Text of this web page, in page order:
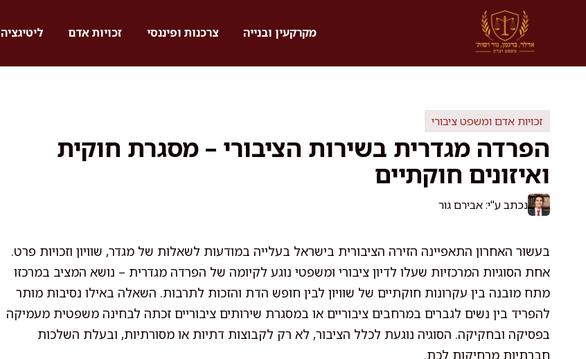
מקרקעין ובנייה צרכנות ופיננסי זכויות אדם ליטיגציה
זכויות אדם ומשפט ציבורי
הפרדה מגדרית בשירות הציבורי – מסגרת חוקית
ואיזונים חוקתיים
נכתב ע"י: אבירם גור
בעשור האחרון התאפיינה הזירה הציבורית בישראל בעלייה במודעות לשאלות של מגדר, שוויון וזכויות פרט.
אחת הסוגיות המרכזיות שעלו לדיון ציבורי ומשפטי נוגע לקיומה של הפרדה מגדרית – נושא המציב במרכזו
מתח מובנה בין עקרונות חוקתיים של שוויון לבין חופש הדת והזכות לתרבות. השאלה באילו נסיבות מותר
להפריד בין נשים לגברים במרחבים ציבוריים או במסגרת שירותים ציבוריים זכתה לבחינה משפטית מעמיקה
בפסיקה ובחקיקה. הסוגיה נוגעת לכלל הציבור, לא רק לקבוצות דתיות או מסורתיות, ובעלת השלכות
חברתיות מרחיקות לכת.